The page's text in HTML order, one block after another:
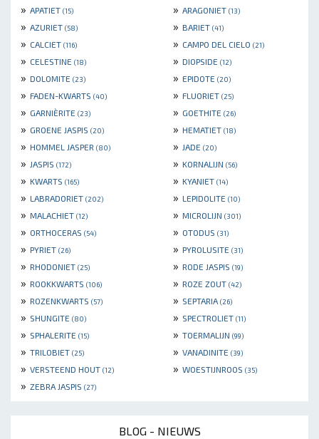
» APATIET (15) » ARAGONIET (13)
» AZURIET (58) » BARIET (41)
» CALCIET (116) » CAMPO DEL CIELO (21)
» CELESTINE (18) » DIOPSIDE (12)
» DOLOMITE (23) » EPIDOTE (20)
» FADEN-KWARTS (40) » FLUORIET (25)
» GARNIÈRITE (23) » GOETHITE (26)
» GROENE JASPIS (20) » HEMATIET (18)
» HOMMEL JASPER (80) » JADE (20)
» JASPIS (172) » KORNALIJN (56)
» KWARTS (165) » KYANIET (14)
» LABRADORIET (202) » LEPIDOLITE (10)
» MALACHIET (12) » MICROLIJN (301)
» ORTHOCERAS (54) » OTODUS (31)
» PYRIET (26) » PYROLUSITE (31)
» RHODONIET (25) » RODE JASPIS (19)
» ROOKKWARTS (106) » ROZE ZOUT (42)
» ROZENKWARTS (57) » SEPTARIA (26)
» SHUNGITE (80) » SPECTROLIET (11)
» SPHALERITE (15) » TOERMALIJN (99)
» TRILOBIET (25) » VANADINITE (39)
» VERSTEEND HOUT (12) » WOESTIJNROOS (35)
» ZEBRA JASPIS (27)
BLOG - NIEUWS